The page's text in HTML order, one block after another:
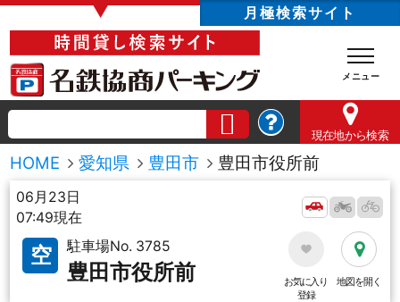
▼ 月極検索サイト
現在地から検索
HOME 愛知県 豊田市 豊田市役所前
06月23日
07:49現在
空 駐車場No. 3785
豊田市役所前
お気に入り
登録
地図を開く